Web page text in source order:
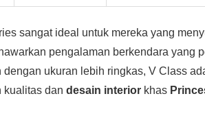
sangat ideal untuk mereka yang
pengalaman berkendara yang
dengan ukuran lebih ringkas, V Class
kualitas dandesain interior khas